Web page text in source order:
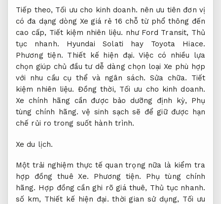
Tiếp theo, Tối ưu cho kinh doanh. nên ưu tiên đơn vị
có đa dạng dòng Xe giá rẻ 16 chỗ từ phổ thông đến
cao cấp, Tiết kiệm nhiên liệu. như Ford Transit, Thủ
tục nhanh. Hyundai Solati hay Toyota Hiace.
Phương tiện. Thiết kế hiện đại. Việc có nhiều lựa
chọn giúp chủ đầu tư dễ dàng chọn loại Xe phù hợp
với nhu cầu cụ thể và ngân sách. Sửa chữa.
Tiết
kiệm nhiên liệu. Đồng thời, Tối ưu cho kinh doanh.
Xe chính hãng cần được bảo dưỡng định kỳ, Phụ
tùng chính hãng. vệ sinh sạch sẽ để giữ được hạn
chế rủi ro trong suốt hành trình.
Xe du lịch.
Một trải nghiệm thực tế quan trọng nữa là kiểm tra
hợp đồng thuê Xe. Phương tiện.
Phụ tùng chính
hãng. Hợp đồng cần ghi rõ giá thuê, Thủ tục nhanh.
số km, Thiết kế hiện đại. thời gian sử dụng, Tối ưu